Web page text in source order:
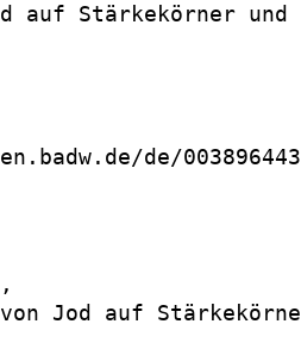
auf Stärkekörner und
de/003896443
Jod auf Stärkekörner